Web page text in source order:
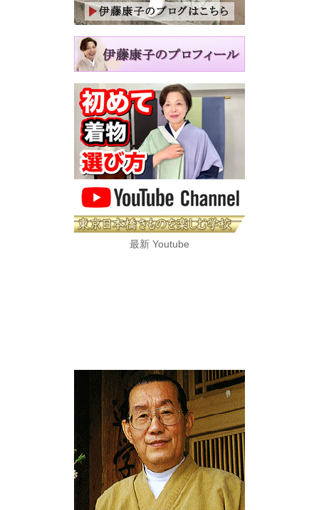
最新 Youtube